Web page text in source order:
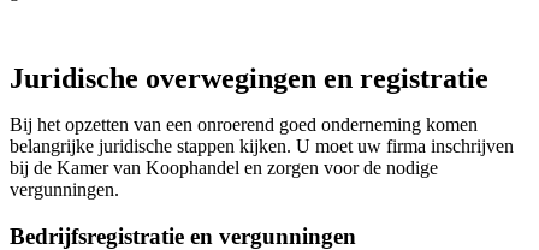
Juridische overwegingen en registratie
Bij het opzetten van een onroerend goed onderneming komen
belangrijke juridische stappen kijken. U moet uw firma inschrijven
bij de Kamer van Koophandel en zorgen voor de nodige
vergunningen.
Bedrijfsregistratie en vergunningen